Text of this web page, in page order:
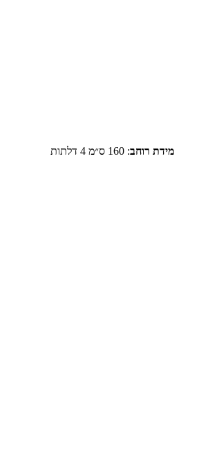
מידת רוחב:160 ס״מ 4 דלתות